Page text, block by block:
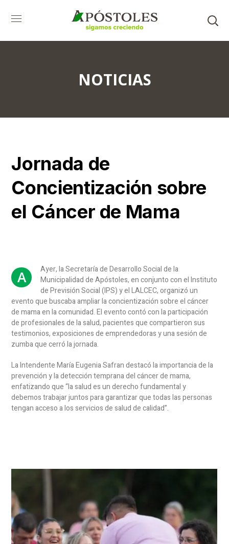
NOTICIAS
Jornada de
Concientización sobre
el Cáncer de Mama
A
Ayer, la Secretaría de Desarrollo Social de la
Municipalidad de Apóstoles, en conjunto con el Instituto
de Previsión Social (IPS) y el LALCEC, organizó un
evento que buscaba ampliar la concientización sobre el cáncer
de mama en la comunidad. El evento contó con la participación
de profesionales de la salud, pacientes que compartieron sus
testimonios, exposiciones de emprendedoras y una sesión de
zumba que cerró la jornada.
La Intendente María Eugenia Safran destacó la importancia de la
prevención y la detección temprana del cáncer de mama,
enfatizando que “la salud es un derecho fundamental y
debemos trabajar juntos para garantizar que todas las personas
tengan acceso a los servicios de salud de calidad”.